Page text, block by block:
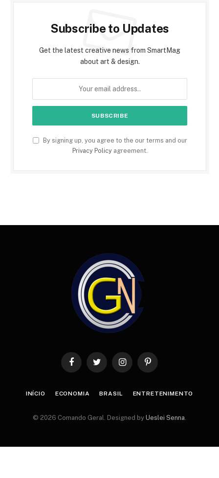
Subscribe to Updates
Get the latest creative news from SmartMag
about art & design.
By signing up, you agree to the our terms and our
Privacy Policyagreement.
FacebookTwitter InstagramPinterest
INÍCIO ECONOMIA BRASIL ENTRETENIMENTO
© 2026 Comando Geral. Designed by Ueslei Senna.